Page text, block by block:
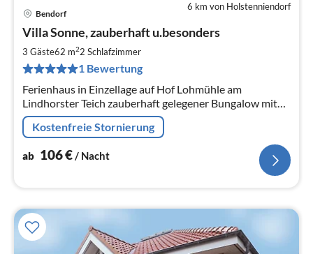
6 km von Holstenniendorf
Bendorf
Villa Sonne, zauberhaft u.besonders
3 Gäste62 m22 Schlafzimmer
1 Bewertung
Ferienhaus in Einzellage auf Hof Lohmühle am
Lindhorster Teich zauberhaft gelegener Bungalow mit
Kaminofen und eigener Zufahrt Für Hunde ein
Badetraum im Natursee
Kostenfreie Stornierung
ab 106€/ Nacht